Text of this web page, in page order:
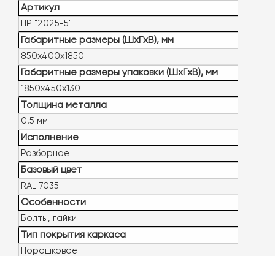
Артикул
ПР "2025-5"
Габаритные размеры (ШxГxВ), мм
850x400x1850
Габаритные размеры упаковки (ШxГxВ), мм
1850x450х130
Толщина металла
0.5 мм
Исполнение
Разборное
Базовый цвет
RAL 7035
Особенности
Болты, гайки
Тип покрытия каркаса
Порошковое